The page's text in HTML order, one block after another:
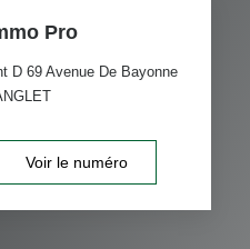
Pro
D 69 Avenue De Bayonne
Voir le numéro